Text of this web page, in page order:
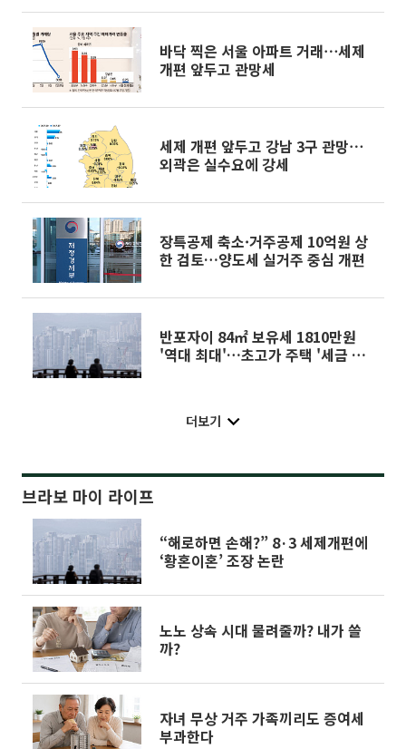
바닥 찍은 서울 아파트 거래⋯세제
개편 앞두고 관망세
세제 개편 앞두고 강남 3구 관망⋯
외곽은 실수요에 강세
장특공제 축소·거주공제 10억원 상
한 검토…양도세 실거주 중심 개편
반포자이 84㎡ 보유세 1810만원
'역대 최대'…초고가 주택 '세금 폭
더보기
브라보 마이 라이프
“해로하면 손해?” 8·3 세제개편에
‘황혼이혼’ 조장 논란
노노 상속 시대 물려줄까? 내가 쓸
까?
자녀 무상 거주 가족끼리도 증여세
부과한다